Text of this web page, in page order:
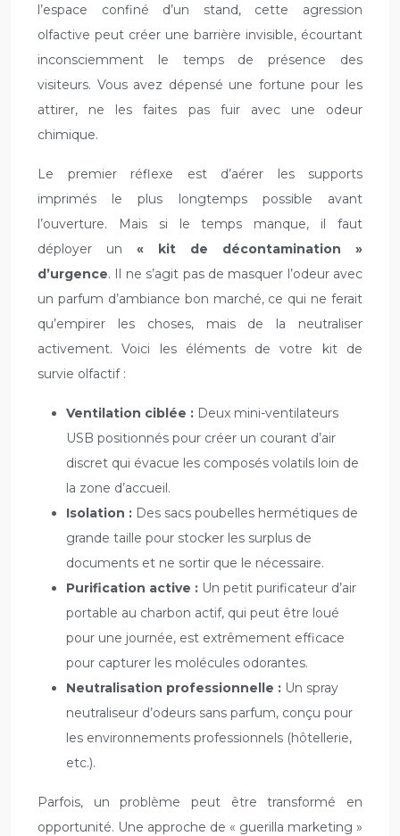
l’espace confiné d’un stand, cette agression
olfactive peut créer une barrière invisible, écourtant
inconsciemment le temps de présence des
visiteurs. Vous avez dépensé une fortune pour les
attirer, ne les faites pas fuir avec une odeur
chimique.
Le premier réflexe est d’aérer les supports
imprimés le plus longtemps possible avant
l’ouverture. Mais si le temps manque, il faut
déployer un « kit de décontamination »
d’urgence. Il ne s’agit pas de masquer l’odeur avec
un parfum d’ambiance bon marché, ce qui ne ferait
qu’empirer les choses, mais de la neutraliser
activement. Voici les éléments de votre kit de
survie olfactif :
Ventilation ciblée : Deux mini-ventilateurs
USB positionnés pour créer un courant d’air
discret qui évacue les composés volatils loin de
la zone d’accueil.
Isolation : Des sacs poubelles hermétiques de
grande taille pour stocker les surplus de
documents et ne sortir que le nécessaire.
Purification active : Un petit purificateur d’air
portable au charbon actif, qui peut être loué
pour une journée, est extrêmement efficace
pour capturer les molécules odorantes.
Neutralisation professionnelle : Un spray
neutraliseur d’odeurs sans parfum, conçu pour
les environnements professionnels (hôtellerie,
etc.).
Parfois, un problème peut être transformé en
opportunité. Une approche de « guerilla marketing »